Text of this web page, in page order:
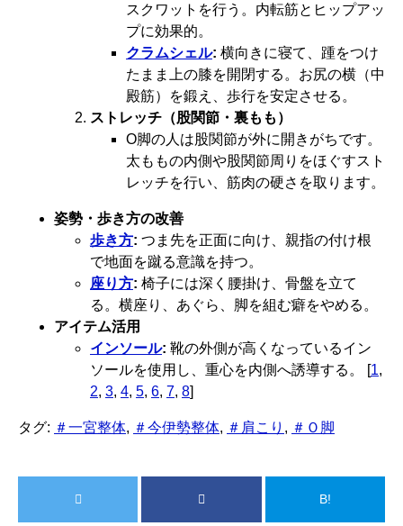
スクワットを行う。内転筋とヒップアッ
プに効果的。
クラムシェル: 横向きに寝て、踵をつけ
たまま上の膝を開閉する。お尻の横（中
殿筋）を鍛え、歩行を安定させる。
ストレッチ（股関節・裏もも）
O脚の人は股関節が外に開きがちです。
太ももの内側や股関節周りをほぐすスト
レッチを行い、筋肉の硬さを取ります。
姿勢・歩き方の改善
歩き方: つま先を正面に向け、親指の付け根
で地面を蹴る意識を持つ。
座り方: 椅子には深く腰掛け、骨盤を立て
る。横座り、あぐら、脚を組む癖をやめる。
アイテム活用
インソール: 靴の外側が高くなっているイン
ソールを使用し、重心を内側へ誘導する。
[1,
2, 3, 4, 5, 6, 7, 8]
タグ: ＃一宮整体, ＃今伊勢整体, ＃肩こり , ＃Ｏ脚
B!